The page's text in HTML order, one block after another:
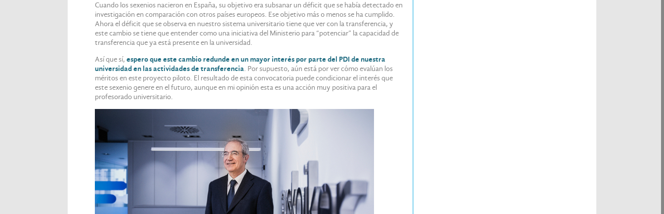
Cuando los sexenios nacieron en España, su objetivo era subsanar un déficit que se había detectado en
investigación en comparación con otros países europeos. Ese objetivo más o menos se ha cumplido.
Ahora el déficit que se observa en nuestro sistema universitario tiene que ver con la transferencia, y
este cambio se tiene que entender como una iniciativa del Ministerio para “potenciar” la capacidad de
transferencia que ya está presente en la universidad.
Así que sí, espero que este cambio redunde en un mayor interés por parte del PDI de nuestra
universidad en las actividades de transferencia. Por supuesto, aún está por ver cómo evalúan los
méritos en este proyecto piloto. El resultado de esta convocatoria puede condicionar el interés que
este sexenio genere en el futuro, aunque en mi opinión esta es una acción muy positiva para el
profesorado universitario.